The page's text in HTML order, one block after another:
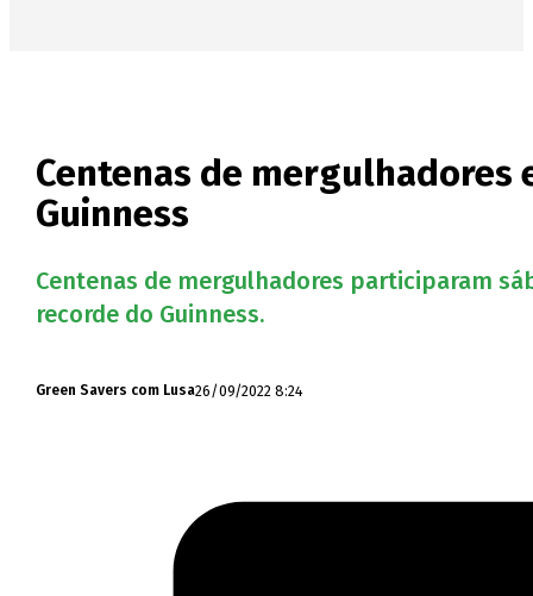
Centenas de mergulhadores
Guinness
Centenas de mergulhadores participaram
recorde do Guinness.
Green Savers com Lusa26/09/2022 8:24